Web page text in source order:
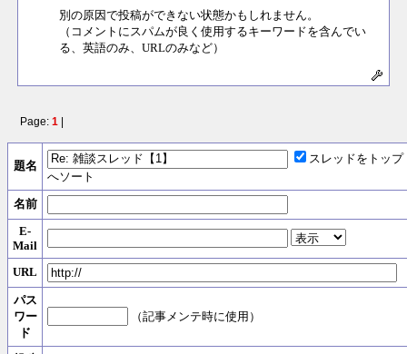
別の原因で投稿ができない状態かもしれません。
（コメントにスパムが良く使用するキーワードを含んでい
る、英語のみ、URLのみなど）
Page: 1
題名
スレッドをトップ
へソート
名前
E-
Mail
URL
パス
ワー
ド
（記事メンテ時に使用）